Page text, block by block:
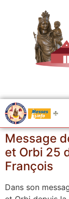
Messes
Message
et Orbi 25
François
Dans son